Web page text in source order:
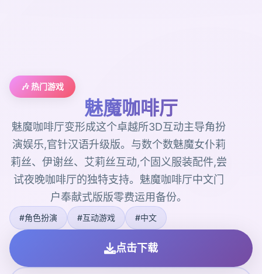
🎶 热门游戏
魅魔咖啡厅
魅魔咖啡厅变形成这个卓越所3D互动主导角扮
演娱乐,官针汉语升级版。与数个数魅魔女仆莉
莉丝、伊谢丝、艾莉丝互动,个固义服装配件,尝
试夜晚咖啡厅的独特支持。魅魔咖啡厅中文门
户奉献式版版零费运用备份。
#角色扮演 #互动游戏 #中文
点击下载